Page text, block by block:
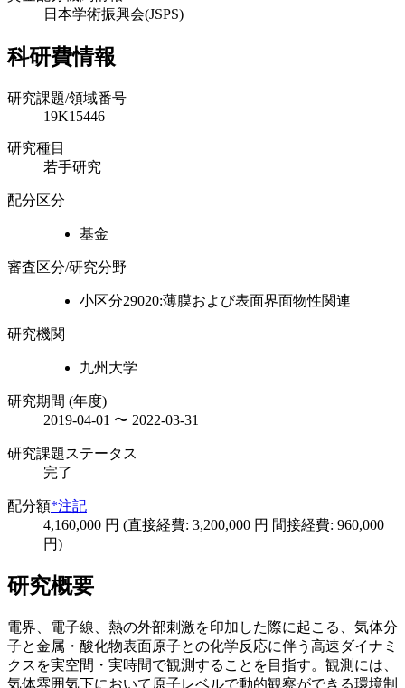
日本学術振興会(JSPS)
科研費情報
研究課題/領域番号
19K15446
研究種目
若手研究
配分区分
基金
審査区分/研究分野
小区分29020:薄膜および表面界面物性関連
研究機関
九州大学
研究期間 (年度)
2019-04-01 〜 2022-03-31
研究課題ステータス
完了
配分額*注記
4,160,000 円 (直接経費: 3,200,000 円 間接経費: 960,000
円)
研究概要
電界、電子線、熱の外部刺激を印加した際に起こる、気体分
子と金属・酸化物表面原子との化学反応に伴う高速ダイナミ
クスを実空間・実時間で観測することを目指す。観測には、
気体雰囲気下において原子レベルで動的観察ができる環境制